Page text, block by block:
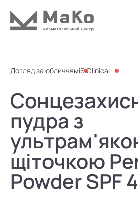
Догляд за обличчямiS Clinical
пудра з
щіточкою
Powder SPF